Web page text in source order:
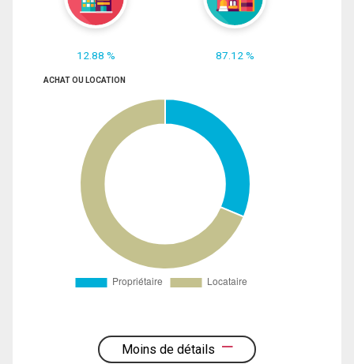
12.88 % 87.12 %
ACHAT OU LOCATION
Moins de détails